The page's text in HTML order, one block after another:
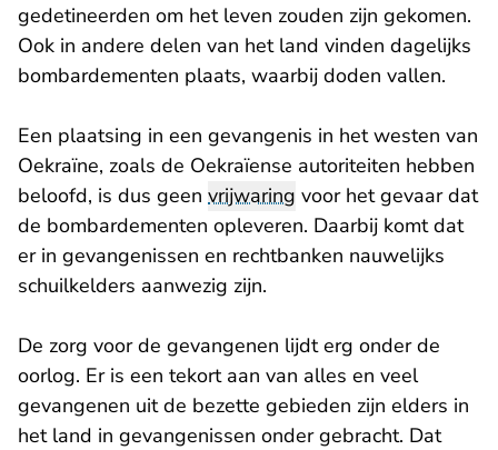
gedetineerden om het leven zouden zijn gekomen.
Ook in andere delen van het land vinden dagelijks
bombardementen plaats, waarbij doden vallen.
Een plaatsing in een gevangenis in het westen van
Oekraïne, zoals de Oekraïense autoriteiten hebben
beloofd, is dus geen vrijwaring voor het gevaar dat
de bombardementen opleveren. Daarbij komt dat
er in gevangenissen en rechtbanken nauwelijks
schuilkelders aanwezig zijn.
De zorg voor de gevangenen lijdt erg onder de
oorlog. Er is een tekort aan van alles en veel
gevangenen uit de bezette gebieden zijn elders in
het land in gevangenissen onder gebracht. Dat